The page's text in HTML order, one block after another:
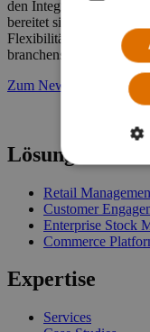
den
bereitet sich ideal für
Flexibilität und unter
branchenspezifischen
Zum Newsletter
Lösungen
Retail
Customer
Enterprise Stock
Commerce
Expertise
Services